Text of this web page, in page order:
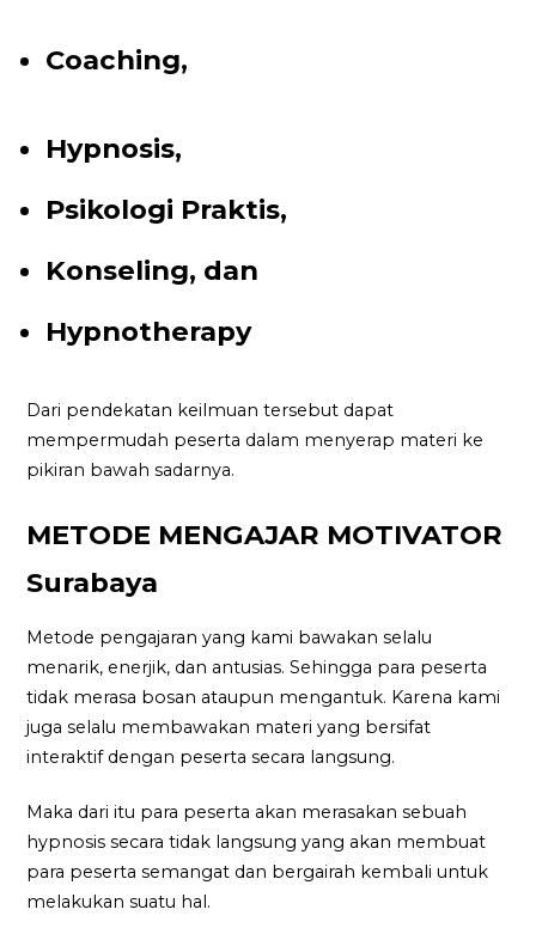
Coaching,
Hypnosis,
Psikologi Praktis,
Konseling, dan
Hypnotherapy
Dari pendekatan keilmuan tersebut dapat
mempermudah peserta dalam menyerap materi ke
pikiran bawah sadarnya.
METODE MENGAJAR MOTIVATOR
Surabaya
Metode pengajaran yang kami bawakan selalu
menarik, enerjik, dan antusias. Sehingga para peserta
tidak merasa bosan ataupun mengantuk. Karena kami
juga selalu membawakan materi yang bersifat
interaktif dengan peserta secara langsung.
Maka dari itu para peserta akan merasakan sebuah
hypnosis secara tidak langsung yang akan membuat
para peserta semangat dan bergairah kembali untuk
melakukan suatu hal.